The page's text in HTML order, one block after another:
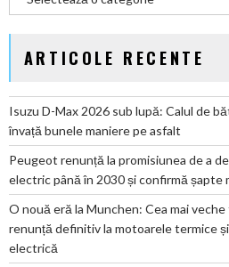
ARTICOLE RECENTE
Isuzu D-Max 2026 sub lupă: Calul de
învață bunele maniere pe asfalt
Peugeot renunță la promisiunea de a
electric până în 2030 și confirmă șapte
O nouă eră la Munchen: Cea mai
renunță definitiv la motoarele termice
electrică